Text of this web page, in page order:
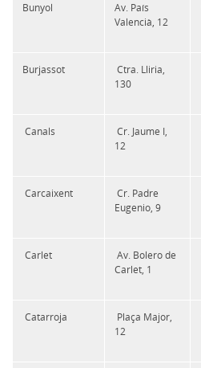
Bunyol
Av. País
Valencià, 12
Burjassot
Ctra. Lliria,
130
Canals
Cr. Jaume I,
12
Carcaixent
Cr. Padre
Eugenio, 9
Carlet
Av. Bolero de
Carlet, 1
Catarroja
Plaça Major,
12